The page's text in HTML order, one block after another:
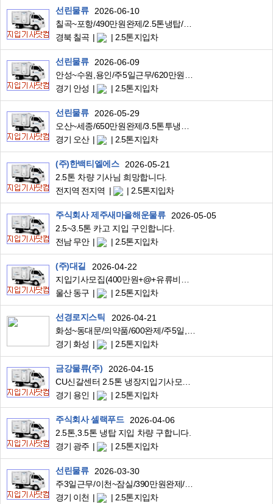
선린물류
2026-06-10
칠곡~포항/490만원완제/2.5톤냉탑/유명프렌차이즈배송/시간짧음
경북 칠곡
2.5톤지입차
선린물류
2026-06-09
경기 안성
2.5톤지입차
선린물류
2026-05-29
경기 오산
2.5톤지입차
(주)한백티엘에스
2026-05-21
2.5톤 차량 기사님 희망합니다.
전지역 전지역
2.5톤지입차
주식회사 제주새마을해운물류
2026-05-05
2.5~3.5톤 카고 지입 구인합니다.
전남 무안
2.5톤지입차
(주)대길
2026-04-22
울산 동구
2.5톤지입차
선경로지스틱
2026-04-21
경기 화성
2.5톤지입차
금강물류(주)
2026-04-15
경기 용인
2.5톤지입차
주식회사 셀랙푸드
2026-04-06
2.5톤,3.5톤 냉탑 지입 차량 구합니다.
경기 광주
2.5톤지입차
선린물류
2026-03-30
경기 이천
2.5톤지입차